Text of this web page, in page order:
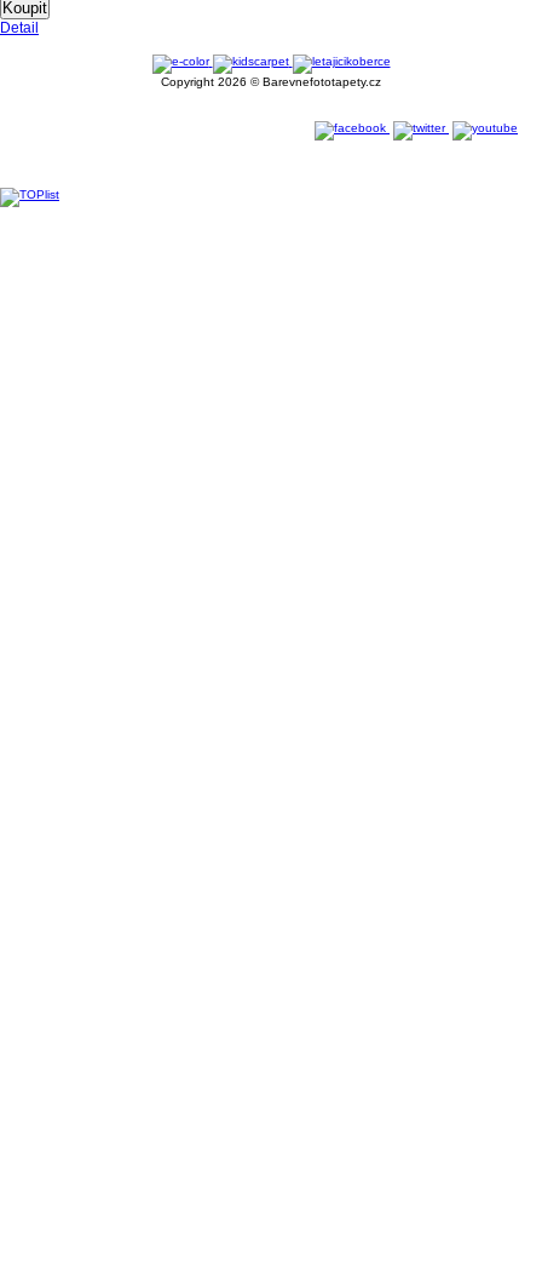
Koupit
Detail
Copyright 2026 © Barevnefototapety.cz